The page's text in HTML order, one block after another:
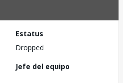
Estatus
Dropped
Jefe del equipo